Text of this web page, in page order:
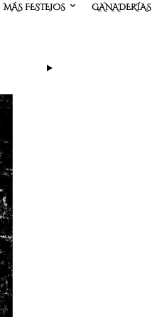
MÁS FESTEJOS GANADERÍAS